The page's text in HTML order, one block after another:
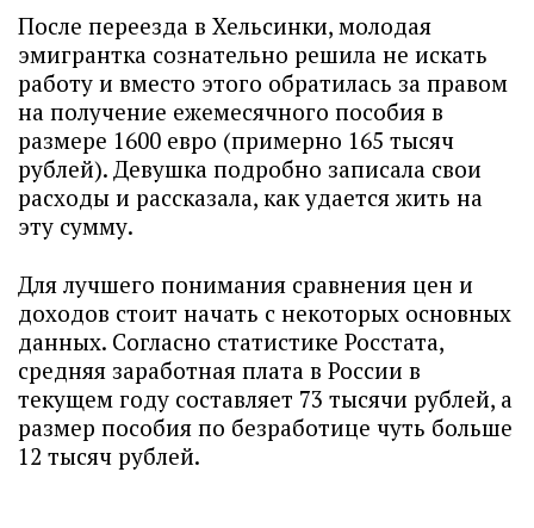
После переезда в Хельсинки, молодая
эмигрантка сознательно решила не искать
работу и вместо этого обратилась за правом
на получение ежемесячного пособия в
размере 1600 евро (примерно 165 тысяч
рублей). Девушка подробно записала свои
расходы и рассказала, как удается жить на
эту сумму.
Для лучшего понимания сравнения цен и
доходов стоит начать с некоторых основных
данных. Согласно статистике Росстата,
средняя заработная плата в России в
текущем году составляет 73 тысячи рублей, а
размер пособия по безработице чуть больше
12 тысяч рублей.